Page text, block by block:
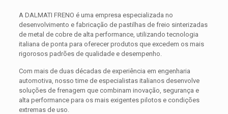
A DALMATI FRENO é uma empresa especializada no
desenvolvimento e fabricação de pastilhas de freio sinterizadas
de metal de cobre de alta performance, utilizando tecnologia
italiana de ponta para oferecer produtos que excedem os mais
rigorosos padrões de qualidade e desempenho.
Com mais de duas décadas de experiência em engenharia
automotiva, nosso time de especialistas italianos desenvolve
soluções de frenagem que combinam inovação, segurança e
alta performance para os mais exigentes pilotos e condições
extremas de uso.